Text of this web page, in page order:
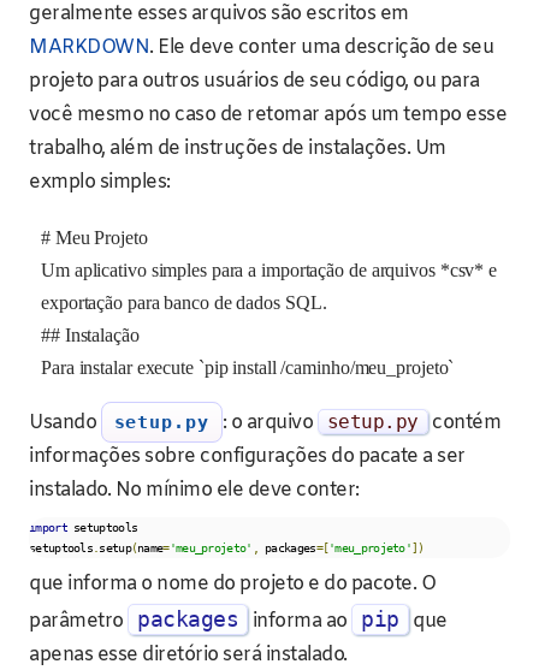
geralmente esses arquivos são escritos em
MARKDOWN. Ele deve conter uma descrição de seu
projeto para outros usuários de seu código, ou para
você mesmo no caso de retomar após um tempo esse
trabalho, além de instruções de instalações. Um
exmplo simples:
# Meu Projeto
Um aplicativo simples para a importação de arquivos *csv* e
exportação para banco de dados SQL.
## Instalação
Para instalar execute `pip install /caminho/meu_projeto`
Usando setup.py : o arquivo setup. py
contém
informações sobre configurações do pacate a ser
instalado. No mínimo ele deve conter:
import setuptools
setuptools setup(name='meu_projeto' packages=['meu_projeto'])
que informa o nome do projeto e do pacote. O
parâmetro
packages informa ao pip
que
apenas esse diretório será instalado.